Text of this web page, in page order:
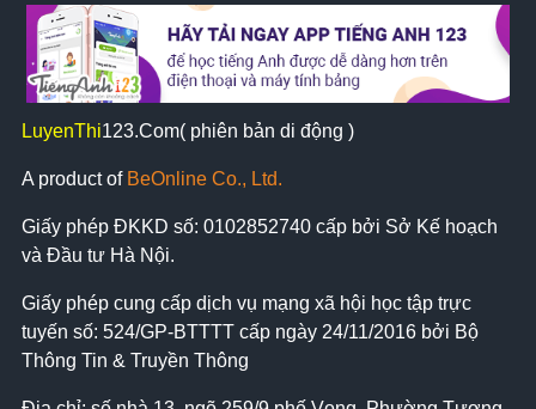
LuyenThi123.Com( phiên bản di động )
A product of BeOnline Co., Ltd.
Giấy phép ĐKKD số: 0102852740cấp bởi Sở Kế hoạch
và Đầu tư Hà Nội.
Giấy phép cung cấp dịch vụ mạng xã hội học tập trực
tuyến số: 524/GP-BTTTT cấp ngày 24/11/2016 bởi Bộ
Thông Tin & Truyền Thông